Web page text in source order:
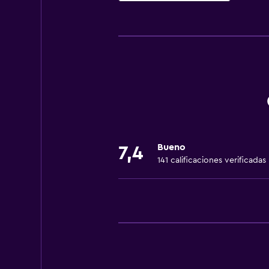
Wifi gratis
Artículos de aseo gratis
7,4 Bueno
141 calificaciones verificadas